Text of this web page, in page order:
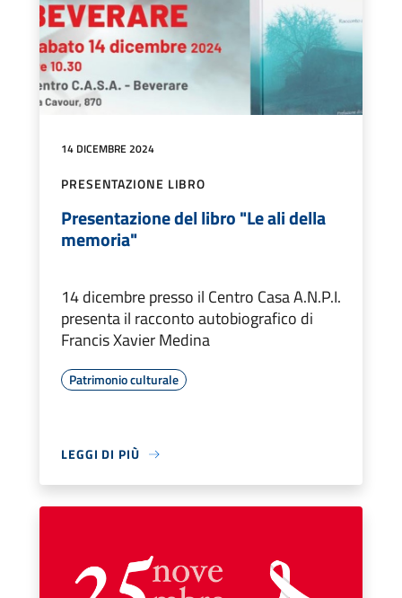
14 DICEMBRE 2024
PRESENTAZIONE LIBRO
Presentazione del libro "Le ali della
memoria"
14 dicembre presso il Centro Casa A.N.P.I.
presenta il racconto autobiografico di
Francis Xavier Medina
Patrimonio culturale
LEGGI DI PIÙ